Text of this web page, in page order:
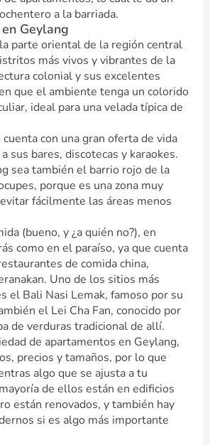
a la barriada.
Geylang
parte oriental de la región central
más vivos y vibrantes de la
colonial y sus excelentes
que el ambiente tenga un colorido
ideal para una velada típica de
con una gran oferta de vida
sus bares, discotecas y karaokes.
sea también el barrio rojo de la
porque es una zona muy
fácilmente las áreas menos
(bueno, y ¿a quién no?), en
como en el paraíso, ya que cuenta
de comida china,
Uno de los sitios más
el Bali Nasi Lemak, famoso por su
el Lei Cha Fan, conocido por
de verduras tradicional de allí.
de apartamentos en Geylang,
precios y tamaños, por lo que
algo que se ajusta a tu
de ellos están en edificios
están renovados, y también hay
si es algo más importante